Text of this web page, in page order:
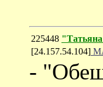
225448
[24.157.54.104]
-